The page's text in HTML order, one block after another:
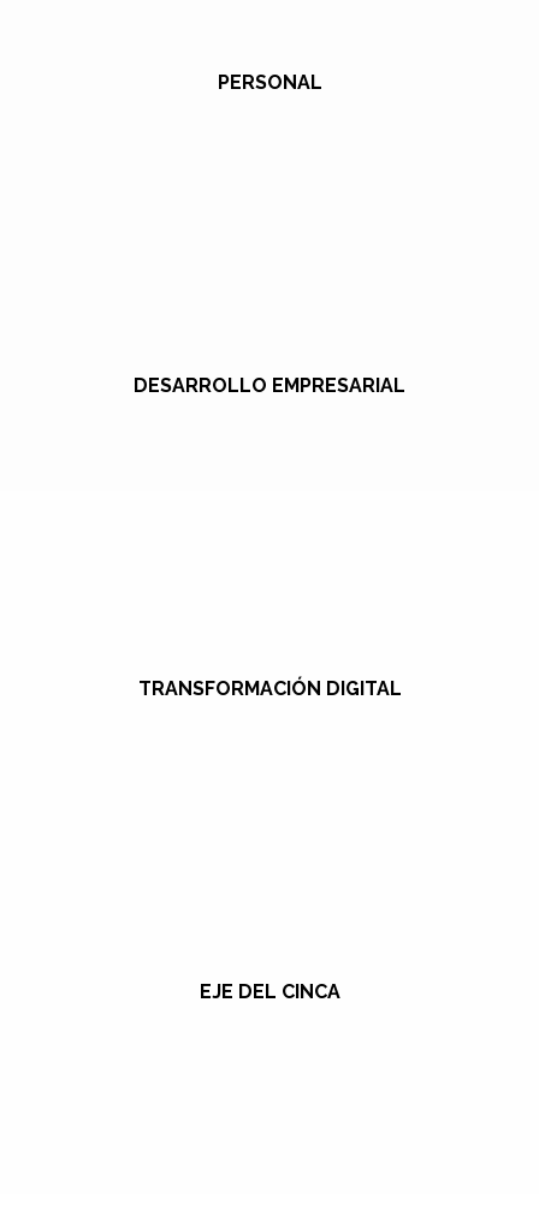
PERSONAL
DESARROLLO EMPRESARIAL
TRANSFORMACIÓN DIGITAL
EJE DEL CINCA